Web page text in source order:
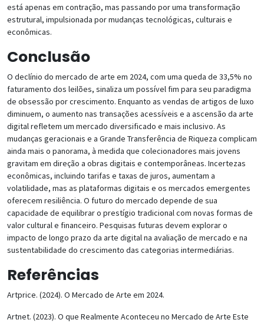
está apenas em contração, mas passando por uma transformação
estrutural, impulsionada por mudanças tecnológicas, culturais e
econômicas.
Conclusão
O declínio do mercado de arte em 2024, com uma queda de 33,5% no
faturamento dos leilões, sinaliza um possível fim para seu paradigma
de obsessão por crescimento. Enquanto as vendas de artigos de luxo
diminuem, o aumento nas transações acessíveis e a ascensão da arte
digital refletem um mercado diversificado e mais inclusivo. As
mudanças geracionais e a Grande Transferência de Riqueza complicam
ainda mais o panorama, à medida que colecionadores mais jovens
gravitam em direção a obras digitais e contemporâneas. Incertezas
econômicas, incluindo tarifas e taxas de juros, aumentam a
volatilidade, mas as plataformas digitais e os mercados emergentes
oferecem resiliência. O futuro do mercado depende de sua
capacidade de equilibrar o prestígio tradicional com novas formas de
valor cultural e financeiro. Pesquisas futuras devem explorar o
impacto de longo prazo da arte digital na avaliação de mercado e na
sustentabilidade do crescimento das categorias intermediárias.
Referências
Artprice. (2024). O Mercado de Arte em 2024.
Artnet. (2023). O que Realmente Aconteceu no Mercado de Arte Este